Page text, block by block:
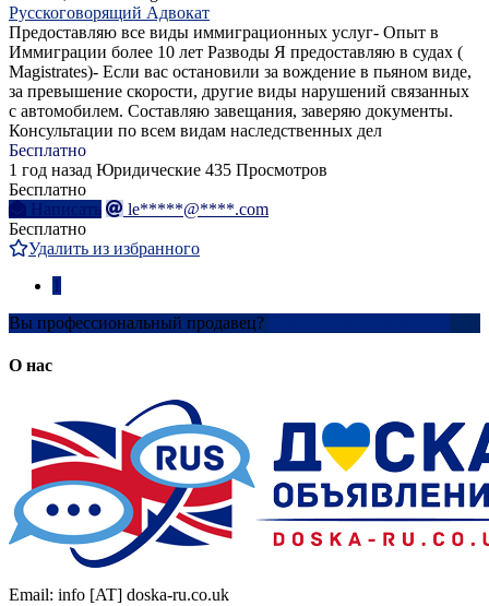
Русскоговорящий Адвокат
Предоставляю все виды иммиграционных услуг- Опыт в
Иммиграции более 10 лет Разводы Я предоставляю в судах (
Magistrates)- Если вас остановили за вождение в пьяном виде,
за превышение скорости, другие виды нарушений связанных
с автомобилем. Составляю завещания, заверяю документы.
Консультации по всем видам наследственных дел
Бесплатно
1 год назад Юридические 435 Просмотров
Бесплатно
Написать
le*****@****.com
Бесплатно
Удалить из избранного
Вы профессиональный продавец?
О нас
Email: info [AT] doska-ru.co.uk